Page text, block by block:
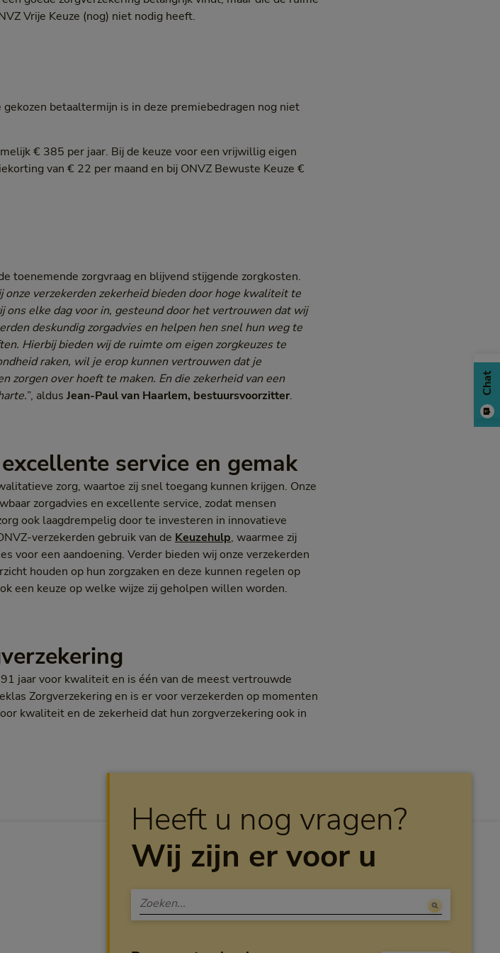
Vrije Keuze (nog) niet nodig heeft.
betaaltermijn is in deze premiebedragen nog niet
€ 385 per jaar. Bij de keuze voor een vrijwillig eigen
van € 22 per maand en bij ONVZ Bewuste Keuze €
toenemende zorgvraag en blijvend stijgende zorgkosten.
verzekerden zekerheid bieden door hoge kwaliteit te
elke dag voor in, gesteund door het vertrouwen dat wij
deskundig zorgadvies en helpen hen snel hun weg te
Hierbij bieden wij de ruimte om eigen zorgkeuzes te
raken, wil je erop kunnen vertrouwen dat je
zorgen over hoeft te maken. En die zekerheid van een
”, aldus Jean-Paul van Haarlem, bestuursvoorzitter.
service en gemak
zorg, waartoe zij snel toegang kunnen krijgen. Onze
zorgadvies en excellente service, zodat mensen
ook laagdrempelig door te investeren in innovatieve
verzekerden gebruik van de Keuzehulp, waarmee zij
voor een aandoening. Verder bieden wij onze verzekerden
houden op hun zorgzaken en deze kunnen regelen op
een keuze op welke wijze zij geholpen willen worden.
jaar voor kwaliteit en is één van de meest vertrouwde
Zorgverzekering en is er voor verzekerden op momenten
kwaliteit en de zekerheid dat hun zorgverzekering ook in
Heeft u nog vragen?
Wij zijn er voor u
Chat